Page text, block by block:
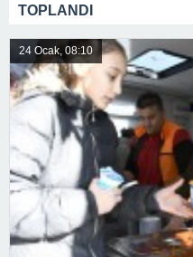
TOPLANDI
24 Ocak, 08:10